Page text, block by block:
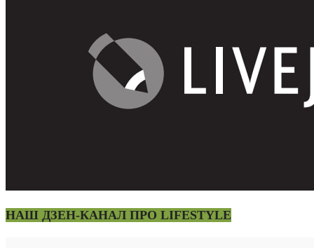
НАШ ДЗЕН-КАНАЛ ПРО LIFESTYLE